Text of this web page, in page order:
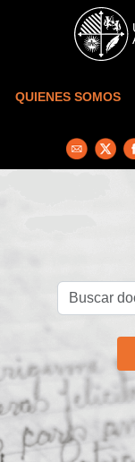
Skip to main content
QUIENES SOMOS